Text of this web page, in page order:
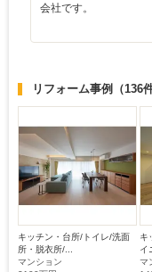
会社です。
リフォーム事例 （136
キッチン・台所/トイレ/洗面
所・脱衣所/...
マンション
キ
イ
マ